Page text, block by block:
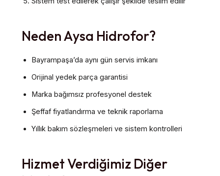
Neden Aysa Hidrofor?
Bayrampaşa’da aynı gün servis imkanı
Orijinal yedek parça garantisi
Marka bağımsız profesyonel destek
Şeffaf fiyatlandırma ve teknik raporlama
Yıllık bakım sözleşmeleri ve sistem kontrolleri
Hizmet Verdiğimiz Diğer